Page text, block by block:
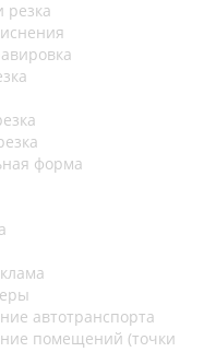
резка
форма
автотранспорта
помещений (точки